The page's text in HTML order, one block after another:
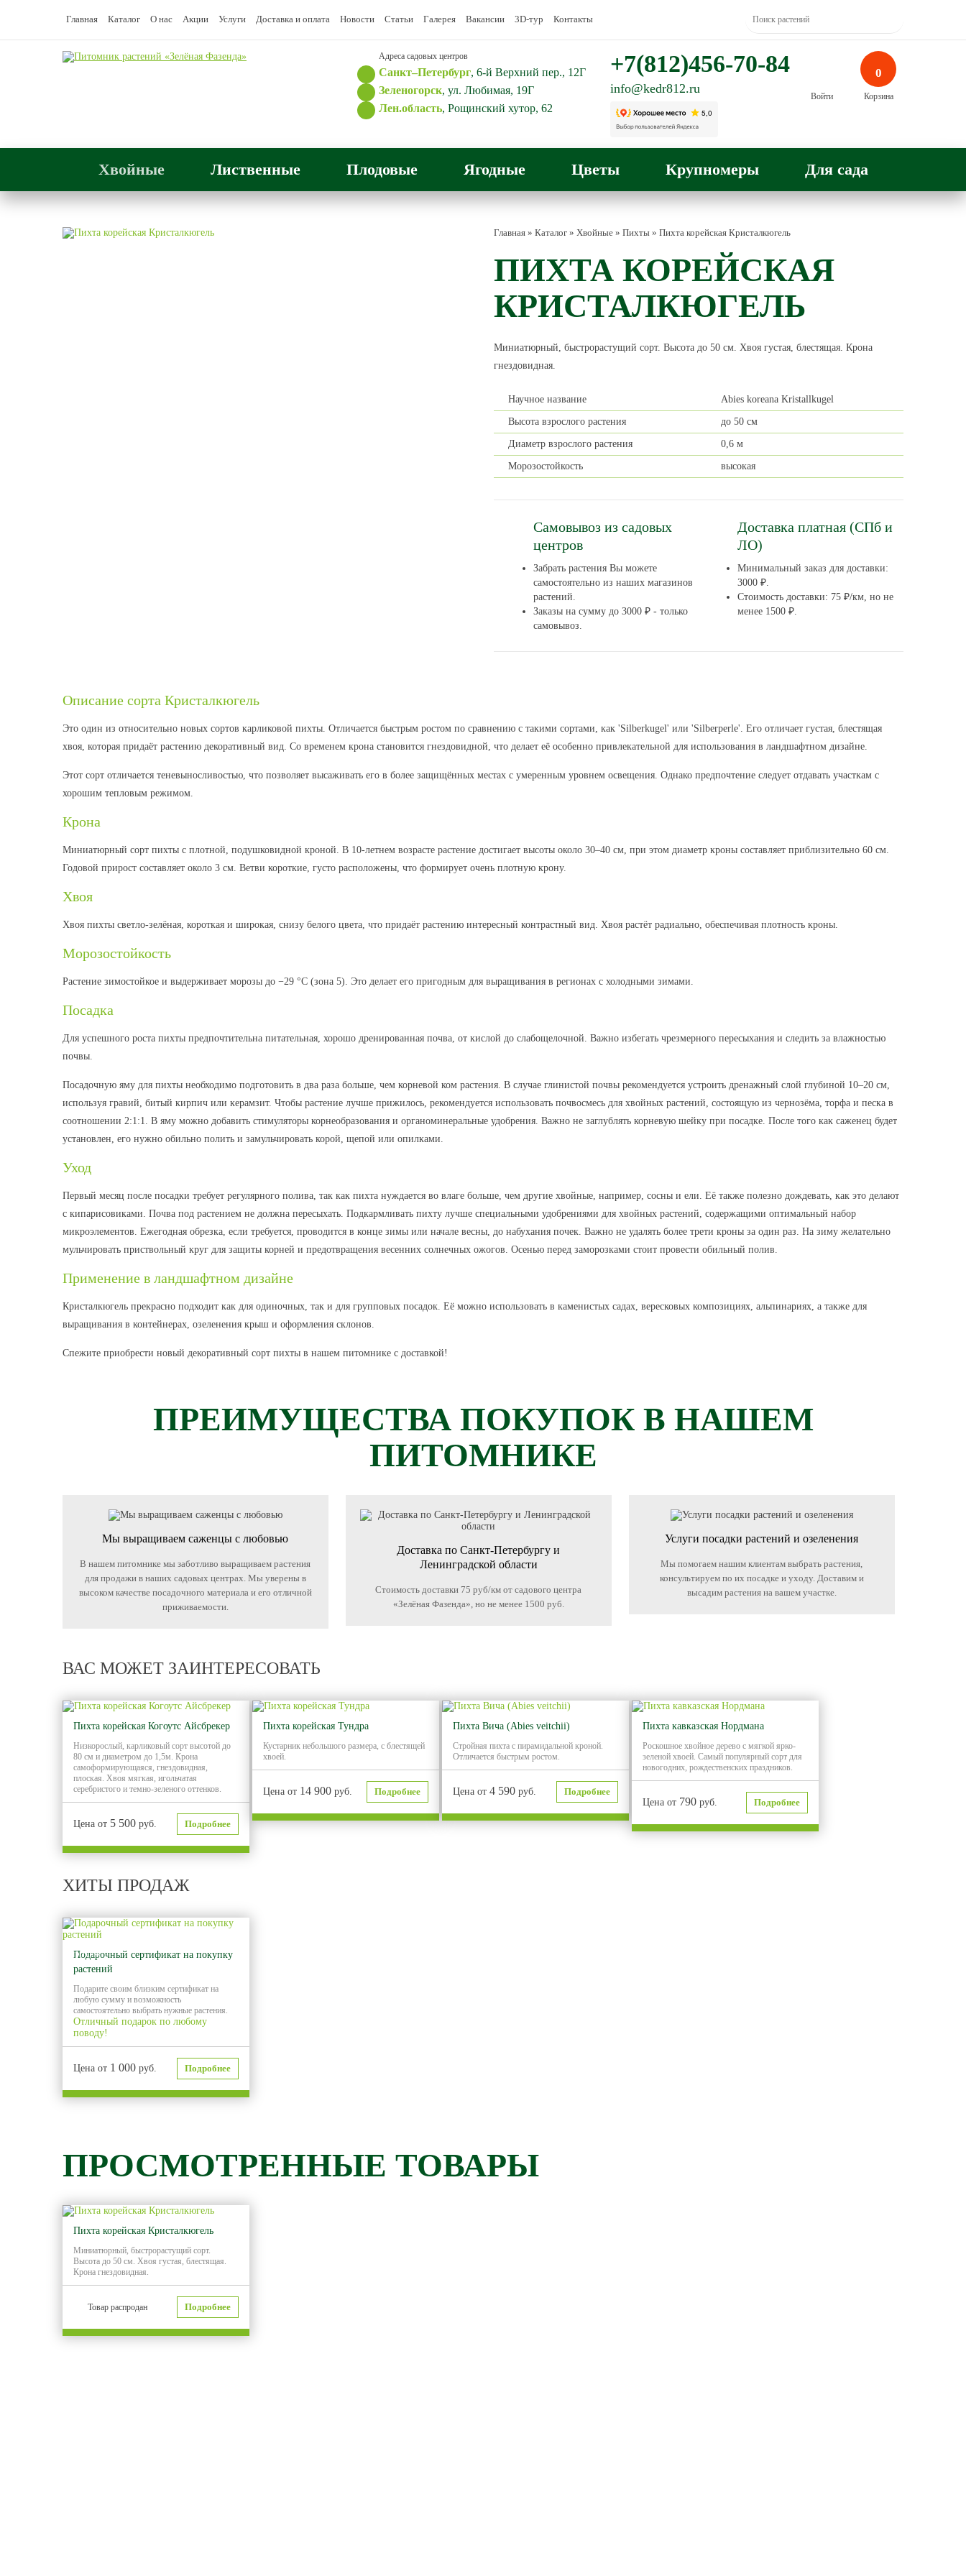
Главная Каталог О нас Акции Услуги Доставка и оплата Новости Статьи Галерея Вакансии 3D-тур Контакты
Адреса садовых центров
Санкт–Петербург, 6-й Верхний пер., 12Г
Зеленогорск, ул. Любимая, 19Г
Лен.область, Рощинский хутор, 62
+7(812)456-70-84
info@kedr812.ru
Войти
0
Корзина
Хвойные Лиственные Плодовые Ягодные Цветы Крупномеры Для сада
Главная » Каталог » Хвойные » Пихты » Пихта корейская Кристалкюгель
ПИХТА КОРЕЙСКАЯ
КРИСТАЛКЮГЕЛЬ
Миниатюрный, быстрорастущий сорт. Высота до 50 см. Хвоя густая, блестящая. Крона
гнездовидная.
Научное название Abies koreana Kristallkugel
Высота взрослого растения до 50 см
Диаметр взрослого растения 0,6 м
Морозостойкость высокая
Самовывоз из садовых
центров
Забрать растения Вы можете
самостоятельно из наших магазинов
растений.
Заказы на сумму до 3000 ₽ - только
самовывоз.
Доставка платная (СПб и
ЛО)
Минимальный заказ для доставки:
3000 ₽.
Стоимость доставки: 75 ₽/км, но не
менее 1500 ₽.
Описание сорта Кристалкюгель
Это один из относительно новых сортов карликовой пихты. Отличается быстрым ростом по сравнению с такими сортами, как 'Silberkugel' или 'Silberperle'. Его отличает густая, блестящая
хвоя, которая придаёт растению декоративный вид. Со временем крона становится гнездовидной, что делает её особенно привлекательной для использования в ландшафтном дизайне.
Этот сорт отличается теневыносливостью, что позволяет высаживать его в более защищённых местах с умеренным уровнем освещения. Однако предпочтение следует отдавать участкам с
хорошим тепловым режимом.
Крона
Миниатюрный сорт пихты с плотной, подушковидной кроной. В 10-летнем возрасте растение достигает высоты около 30–40 см, при этом диаметр кроны составляет приблизительно 60 см.
Годовой прирост составляет около 3 см. Ветви короткие, густо расположены, что формирует очень плотную крону.
Хвоя
Хвоя пихты светло-зелёная, короткая и широкая, снизу белого цвета, что придаёт растению интересный контрастный вид. Хвоя растёт радиально, обеспечивая плотность кроны.
Морозостойкость
Растение зимостойкое и выдерживает морозы до −29 °C (зона 5). Это делает его пригодным для выращивания в регионах с холодными зимами.
Посадка
Для успешного роста пихты предпочтительна питательная, хорошо дренированная почва, от кислой до слабощелочной. Важно избегать чрезмерного пересыхания и следить за влажностью
почвы.
Посадочную яму для пихты необходимо подготовить в два раза больше, чем корневой ком растения. В случае глинистой почвы рекомендуется устроить дренажный слой глубиной 10–20 см,
используя гравий, битый кирпич или керамзит. Чтобы растение лучше прижилось, рекомендуется использовать почвосмесь для хвойных растений, состоящую из чернозёма, торфа и песка в
соотношении 2:1:1. В яму можно добавить стимуляторы корнеобразования и органоминеральные удобрения. Важно не заглублять корневую шейку при посадке. После того как саженец будет
установлен, его нужно обильно полить и замульчировать корой, щепой или опилками.
Уход
Первый месяц после посадки требует регулярного полива, так как пихта нуждается во влаге больше, чем другие хвойные, например, сосны и ели. Её также полезно дождевать, как это делают
с кипарисовиками. Почва под растением не должна пересыхать. Подкармливать пихту лучше специальными удобрениями для хвойных растений, содержащими оптимальный набор
микроэлементов. Ежегодная обрезка, если требуется, проводится в конце зимы или начале весны, до набухания почек. Важно не удалять более трети кроны за один раз. На зиму желательно
мульчировать приствольный круг для защиты корней и предотвращения весенних солнечных ожогов. Осенью перед заморозками стоит провести обильный полив.
Применение в ландшафтном дизайне
Кристалкюгель прекрасно подходит как для одиночных, так и для групповых посадок. Её можно использовать в каменистых садах, вересковых композициях, альпинариях, а также для
выращивания в контейнерах, озеленения крыш и оформления склонов.
Спежите приобрести новый декоративный сорт пихты в нашем питомнике с доставкой!
ПРЕИМУЩЕСТВА ПОКУПОК В НАШЕМ
ПИТОМНИКЕ
Мы выращиваем саженцы с любовью
В нашем питомнике мы заботливо выращиваем растения
для продажи в наших садовых центрах. Мы уверены в
высоком качестве посадочного материала и его отличной
приживаемости.
Доставка по Санкт-Петербургу и
Ленинградской области
Стоимость доставки 75 руб/км от садового центра
«Зелёная Фазенда», но не менее 1500 руб.
Услуги посадки растений и озеленения
Мы помогаем нашим клиентам выбрать растения,
консультируем по их посадке и уходу. Доставим и
высадим растения на вашем участке.
ВАС МОЖЕТ ЗАИНТЕРЕСОВАТЬ
Пихта корейская Когоутс Айсбрекер
Низкорослый, карликовый сорт высотой до
80 см и диаметром до 1,5м. Крона
самоформирующаяся, гнездовидная,
плоская. Хвоя мягкая, игольчатая
серебристого и темно-зеленого оттенков.
Цена от 5 500 руб. Подробнее
Пихта корейская Тундра
Кустарник небольшого размера, с блестящей
хвоей.
Цена от 14 900 руб. Подробнее
Пихта Вича (Abies veitchii)
Стройная пихта с пирамидальной кроной.
Отличается быстрым ростом.
Цена от 4 590 руб. Подробнее
Пихта кавказская Нордмана
Роскошное хвойное дерево с мягкой ярко-
зеленой хвоей. Самый популярный сорт для
новогодних, рождественских праздников.
Цена от 790 руб. Подробнее
ХИТЫ ПРОДАЖ
Хит
продаж
Подарочный сертификат на покупку
растений
Подарите своим близким сертификат на
любую сумму и возможность
самостоятельно выбрать нужные растения.
Отличный подарок по любому
поводу!
Цена от 1 000 руб. Подробнее
ПРОСМОТРЕННЫЕ ТОВАРЫ
Пихта корейская Кристалкюгель
Миниатюрный, быстрорастущий сорт.
Высота до 50 см. Хвоя густая, блестящая.
Крона гнездовидная.
Товар распродан Подробнее